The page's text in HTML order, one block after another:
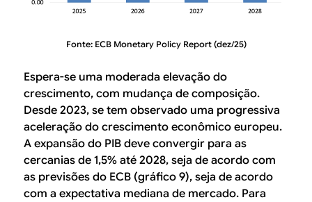
Fonte: ECB Monetary Policy Report (dez/25)
Espera-se uma moderada elevação do
crescimento, com mudança de composição.
Desde 2023, se tem observado uma progressiva
aceleração do crescimento econômico europeu.
A expansão do PIB deve convergir para as
cercanias de 1,5% até 2028, seja de acordo com
as previsões do ECB (gráfico 9), seja de acordo
com a expectativa mediana de mercado. Para